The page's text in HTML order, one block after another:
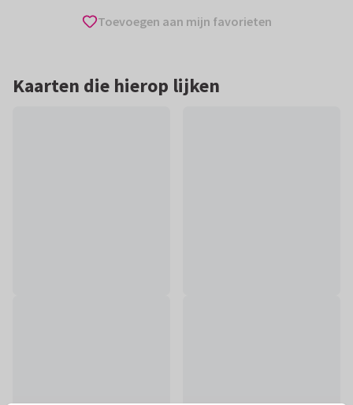
Toevoegen aan mijn favorieten
Kaarten die hierop lijken